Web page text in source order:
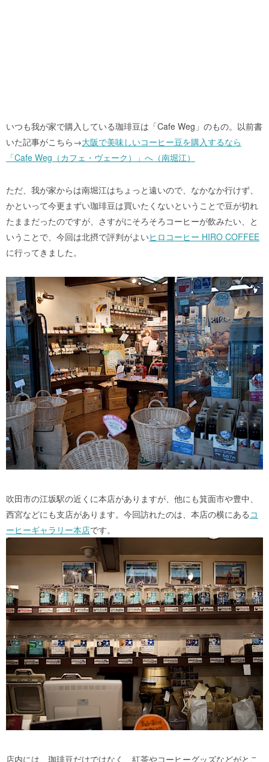
いつも我が家で購入している珈琲豆は「Cafe Weg」のもの。以前書
いた記事がこちら→大阪で美味しいコーヒー豆を購入するなら
「Cafe Weg（カフェ・ヴェーク）」へ（南堀江）
ただ、我が家からは南堀江はちょっと遠いので、なかなか行けず、
かといって今更まずい珈琲豆は買いたくないということで豆が切れ
たままだったのですが、さすがにそろそろコーヒーが飲みたい、と
いうことで、今回は北摂で評判がよいヒロコーヒー HIRO COFFEE
に行ってきました。
吹田市の江坂駅の近くに本店がありますが、他にも箕面市や豊中、
西宮などにも支店があります。今回訪れたのは、本店の横にある コ
ーヒーギャラリー本店です。
店内には、珈琲豆だけではなく、紅茶やコーヒーグッズなどがとこ